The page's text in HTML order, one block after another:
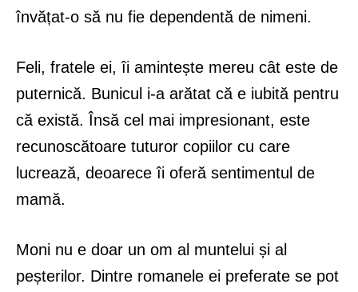
învățat-o să nu fie dependentă de nimeni.
Feli, fratele ei, îi amintește mereu cât este de
puternică. Bunicul i-a arătat că e iubită pentru
că există. Însă cel mai impresionant, este
recunoscătoare tuturor copiilor cu care
lucrează, deoarece îi oferă sentimentul de
mamă.
Moni nu e doar un om al muntelui și al
peșterilor. Dintre romanele ei preferate se pot